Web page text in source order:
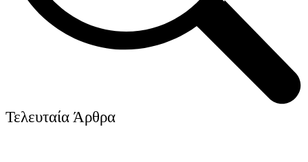
Τελευταία Άρθρα